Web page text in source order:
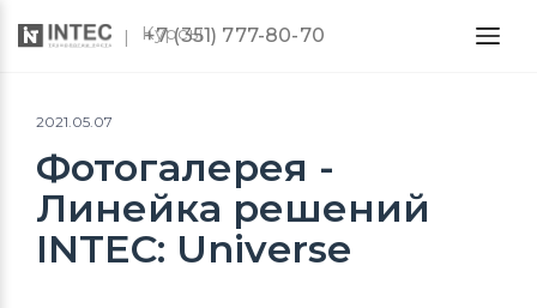
Курсы
+7 (351) 777-80-70
2021.05.07
Фотогалерея -
Линейка решений
INTEC: Universe